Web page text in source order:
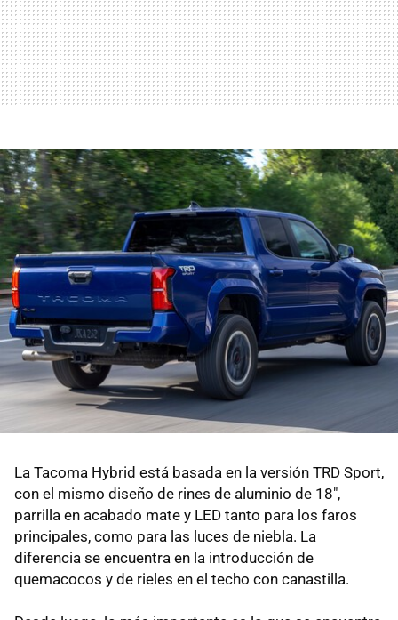
La Tacoma Hybrid está basada en la versión TRD Sport,
con el mismo diseño de rines de aluminio de 18",
parrilla en acabado mate y LED tanto para los faros
principales, como para las luces de niebla. La
diferencia se encuentra en la introducción de
quemacocos y de rieles en el techo con canastilla.